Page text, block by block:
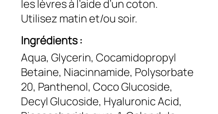
les lèvres à l’aide d’un coton.
Utilisez matin et/ou soir.
Ingrédients :
Aqua, Glycerin, Cocamidopropyl
Betaine, Niacinnamide, Polysorbate
20, Panthenol, Coco Glucoside,
Decyl Glucoside, Hyaluronic Acid,